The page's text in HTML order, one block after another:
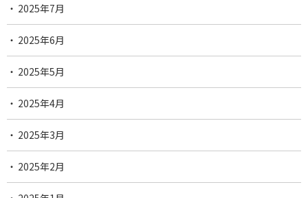
2025年7月
2025年6月
2025年5月
2025年4月
2025年3月
2025年2月